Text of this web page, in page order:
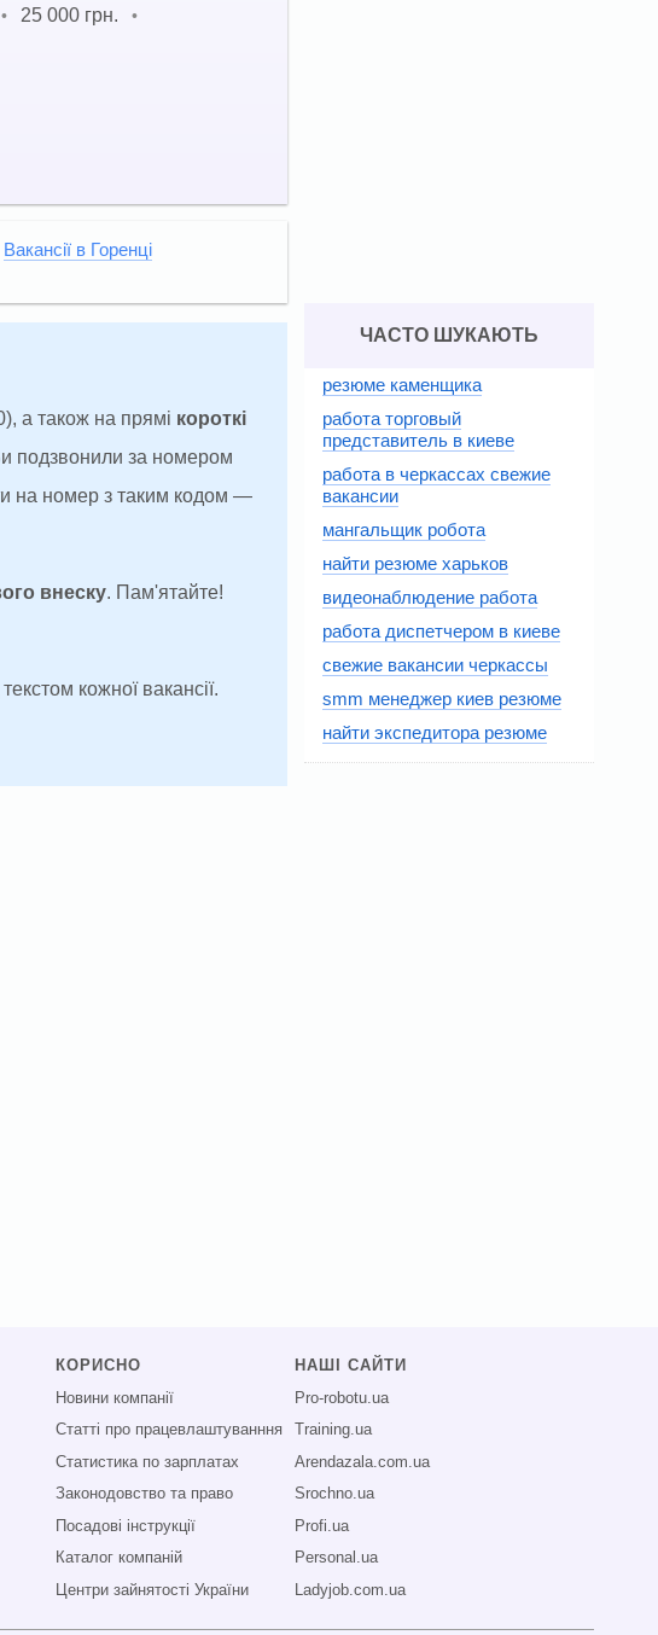
• 25 000 грн. •
Вакансії в Горенці
а також на прямі короткі
подзвонили за номером
на номер з таким кодом —
внеску. Пам'ятайте!
кожної вакансії.
ЧАСТО ШУКАЮТЬ
резюме каменщика
работа торговый
представитель в киеве
работа в черкассах свежие
вакансии
мангальщик робота
найти резюме харьков
видеонаблюдение работа
работа диспетчером в киеве
свежие вакансии черкассы
smm менеджер киев резюме
найти экспедитора резюме
КОРИСНО
Новини компанії
Статті про працевлаштуванння
Статистика по зарплатах
Законодовство та право
Посадові інструкції
Каталог компаній
Центри зайнятості України
НАШІ САЙТИ
Pro-robotu.ua
Training.ua
Arendazala.com.ua
Srochno.ua
Profi.ua
Personal.ua
Ladyjob.com.ua